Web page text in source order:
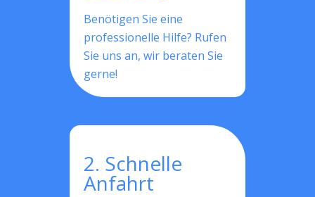
Benötigen Sie eine
professionelle Hilfe? Rufen
Sie uns an, wir beraten Sie
gerne!
2. Schnelle
Anfahrt